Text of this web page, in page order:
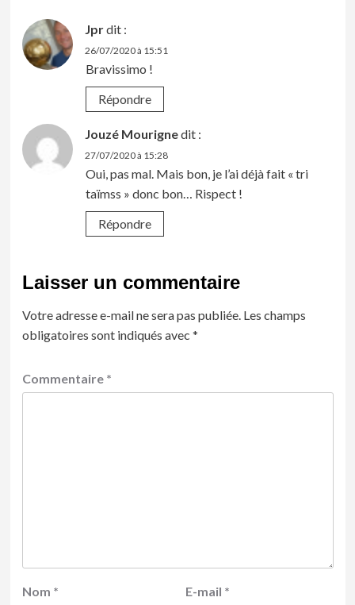
Jprdit :
26/07/2020 à 15:51
Bravissimo !
Répondre
Jouzé Mourignedit :
27/07/2020 à 15:28
Oui, pas mal. Mais bon, je l’ai déjà fait « tri
taïmss » donc bon… Rispect !
Répondre
Laisser un commentaire
Votre adresse e-mail ne sera pas publiée. Les champs
obligatoires sont indiqués avec *
Commentaire *
Nom * E-mail *